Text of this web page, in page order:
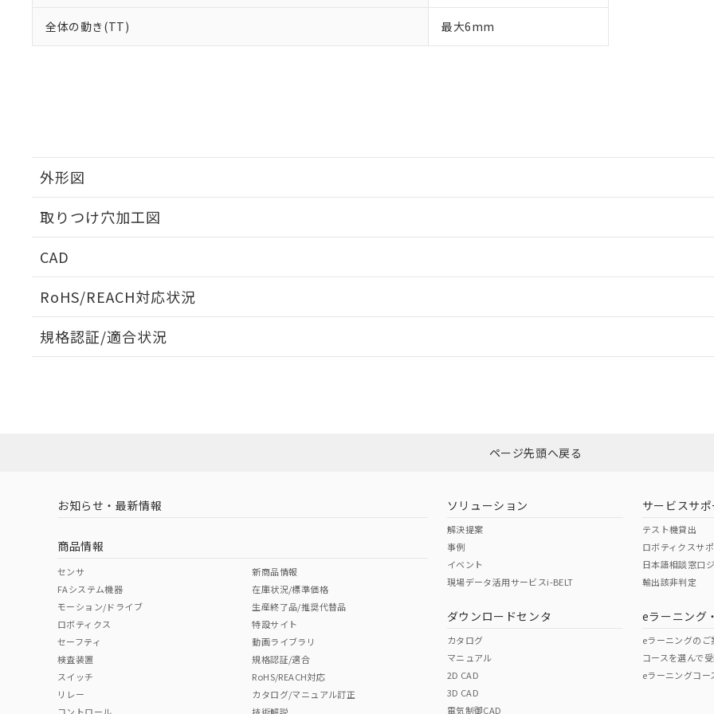
全体の動き(TT) 最大6mm
外形図
取りつけ穴加工図
CAD
RoHS/REACH対応状況
EU RoHS 注意事項・凡例
ダウンロードはこちら
中国 RoHS 注意事項・凡例
中国 RoHS表
Pb Hg Cr(VI)
規格認証/適合状況
ページ先頭へ戻る
お知らせ・最新情報
商品情報
センサ
FAシステム機器
モーション/ドライブ
ロボティクス
セーフティ
検査装置
スイッチ
リレー
新商品情報
在庫状況/標準価格
生産終了品/推奨代替品
特設サイト
動画ライブラリ
規格認証/適合
RoHS/REACH対応
カタログ/マニュアル訂正
ソリューション
解決提案
事例
イベント
現場データ活用サービスi-BELT
ダウンロードセンタ
カタログ
マニュアル
2D CAD
3D CAD
電気制御CAD
サービスサポ
テスト機貸出
ロボティクスサ
日本語相談窓口
輸出該非判定
eラーニング
eラーニングのご
コースを選んで
eラーニングコー